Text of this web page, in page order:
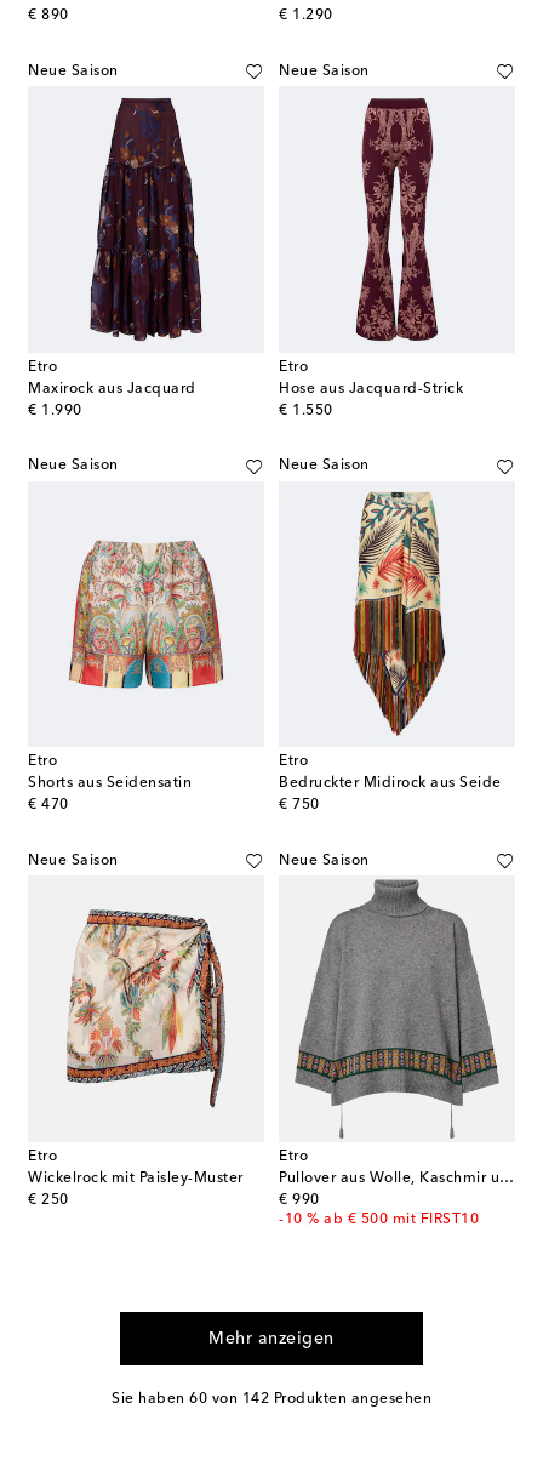
€ 890
original price
€ 1.290
original price
Neue Saison
Etro
Maxirock aus Jacquard
€ 1.990
original price
Neue Saison
Etro
Hose aus Jacquard-Strick
€ 1.550
original price
Neue Saison
Etro
Shorts aus Seidensatin
€ 470
original price
Neue Saison
Etro
Bedruckter Midirock aus Seide
€ 750
original price
Neue Saison
Etro
Wickelrock mit Paisley-Muster
€ 250
original price
Neue Saison
Etro
Pullover aus Wolle, Kaschmir und Baumwolle
€ 990
original price
-10 % ab € 500 mit FIRST10
Mehr anzeigen
Sie haben 60 von 142 Produkten angesehen